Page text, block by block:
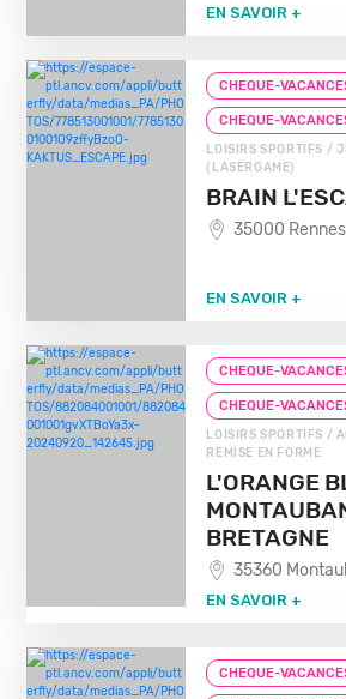
EN SAVOIR +
CHEQUE-
CHEQUE-
LOISIRS SPORTIFS /
(LASERGAME)
BRAIN
35000 Rennes
EN SAVOIR +
CHEQUE-
CHEQUE-
LOISIRS SPORTIFS /
REMISE EN FORME
L'ORANGE
BRETAGNE
35360
EN SAVOIR +
CHEQUE-